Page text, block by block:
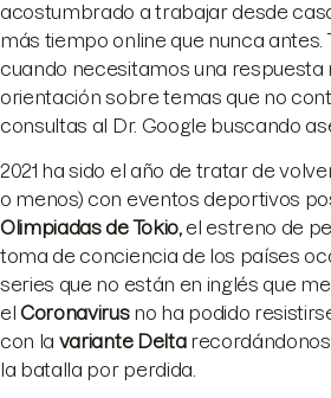
acostumbrado a trabajar desde
más tiempo online que nunca antes.
cuando necesitamos una respuesta
orientación sobre temas que no
consultas al Dr. Google buscando
2021 ha sido el año de tratar de
o menos) con eventos deportivos
Olimpiadas de Tokio,el estreno de
toma de conciencia de los países
series que no están en inglés que
elCoronavirusno ha podido
con la variante Deltarecordándonos
la batalla por perdida.